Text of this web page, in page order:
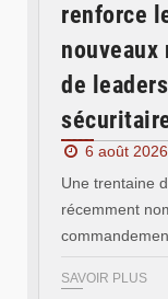
renforce
nouveaux
de
6 août 2026
Une trentaine
récemment
SAVOIR PLUS